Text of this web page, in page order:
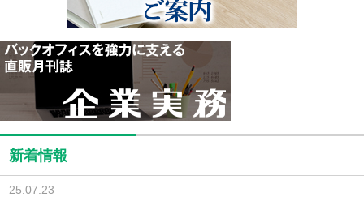
新着情報
25.07.23